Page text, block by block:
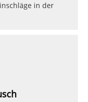
in der